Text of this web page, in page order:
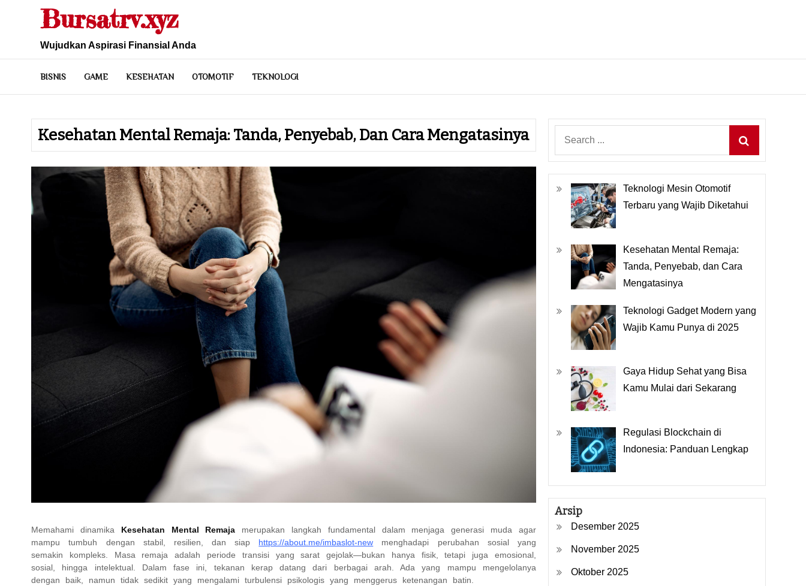
Bursatrv.xyz
Wujudkan Aspirasi Finansial Anda
BISNIS GAME KESEHATAN OTOMOTIF TEKNOLOGI
Kesehatan Mental Remaja: Tanda, Penyebab, Dan Cara Mengatasinya
Memahami dinamika Kesehatan Mental Remaja merupakan langkah fundamental dalam menjaga generasi muda agar
mampu tumbuh dengan stabil, resilien, dan siap https://about.me/imbaslot-new menghadapi perubahan sosial yang
semakin kompleks. Masa remaja adalah periode transisi yang sarat gejolak—bukan hanya fisik, tetapi juga emosional,
sosial, hingga intelektual. Dalam fase ini, tekanan kerap datang dari berbagai arah. Ada yang mampu mengelolanya
dengan baik, namun tidak sedikit yang mengalami turbulensi psikologis yang menggerus ketenangan batin.
Teknologi Mesin Otomotif
Terbaru yang Wajib Diketahui
Kesehatan Mental Remaja:
Tanda, Penyebab, dan Cara
Mengatasinya
Teknologi Gadget Modern yang
Wajib Kamu Punya di 2025
Gaya Hidup Sehat yang Bisa
Kamu Mulai dari Sekarang
Regulasi Blockchain di
Indonesia: Panduan Lengkap
Arsip
Desember 2025
November 2025
Oktober 2025